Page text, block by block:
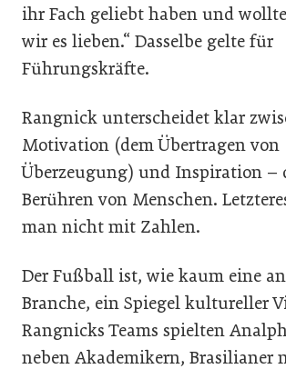
ihr Fach geliebt haben und
wir es lieben.“ Dasselbe gelte für
Führungskräfte.
Rangnick unterscheidet klar
Motivation (dem Übertragen von
Überzeugung) und Inspiration –
Berühren von Menschen.
man nicht mit Zahlen.
Der Fußball ist, wie kaum eine
Branche, ein Spiegel kultureller
Rangnicks Teams spielten
neben Akademikern, Brasilianer